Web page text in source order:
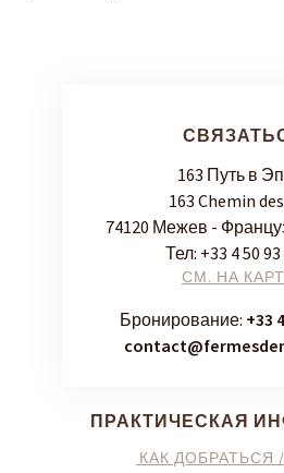
163 Путь в
163 Chemin
74120 Межев -
Тел: +33 4 50
СМ. НА
Бронирование: +33
ПРАКТИЧЕСКАЯ
КАК ДОБРАТЬСЯ /